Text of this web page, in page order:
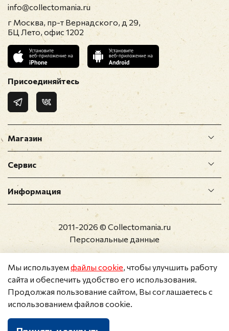
Магазин
Сервис
Информация
info@collectomania.ru
г Москва, пр-т Вернадского, д 29,
БЦ Лето, офис 1202
Присоединяйтесь
2011-2026 © Collectomania.ru
Персональные данные
Мы используемфайлы cookie, чтобы улучшить работу
сайта и обеспечить удобство его использования.
Продолжая пользование сайтом, Вы соглашаетесь с
использованием файлов cookie.